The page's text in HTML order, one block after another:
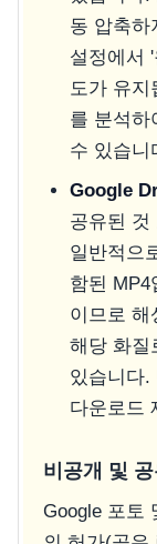
동 압축하
설정에서
도가 유
를 분석하
수 있습니
Google
공유된 것
일반적으
함된
이므로 해
해당 화질
있습니다.
다운로드
비공개 및
Google 포토